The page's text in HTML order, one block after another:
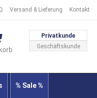
Versand & Lieferung Kontakt
Privatkunde
Geschäftskunde
% Sale %